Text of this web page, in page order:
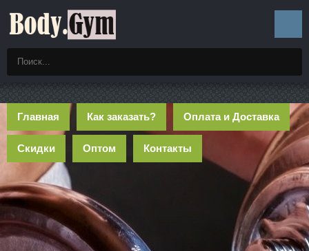
Главная Как заказать? Оплата и Доставка
Скидки Оптом Контакты